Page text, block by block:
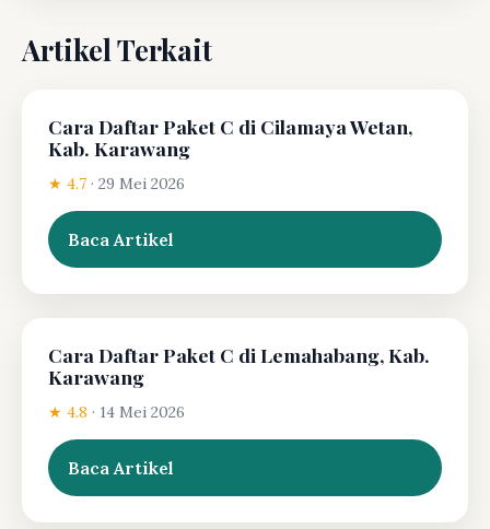
Artikel Terkait
Cara Daftar Paket C di Cilamaya Wetan,
Kab. Karawang
★ 4.7 · 29 Mei 2026
Baca Artikel
Cara Daftar Paket C di Lemahabang, Kab.
Karawang
★ 4.8 · 14 Mei 2026
Baca Artikel